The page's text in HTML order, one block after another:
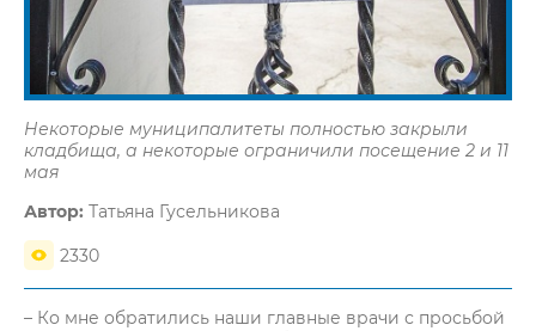
Некоторые муниципалитеты полностью закрыли
кладбища, а некоторые ограничили посещение 2 и 11
мая
Автор: Татьяна Гусельникова
2330
– Ко мне обратились наши главные врачи с просьбой